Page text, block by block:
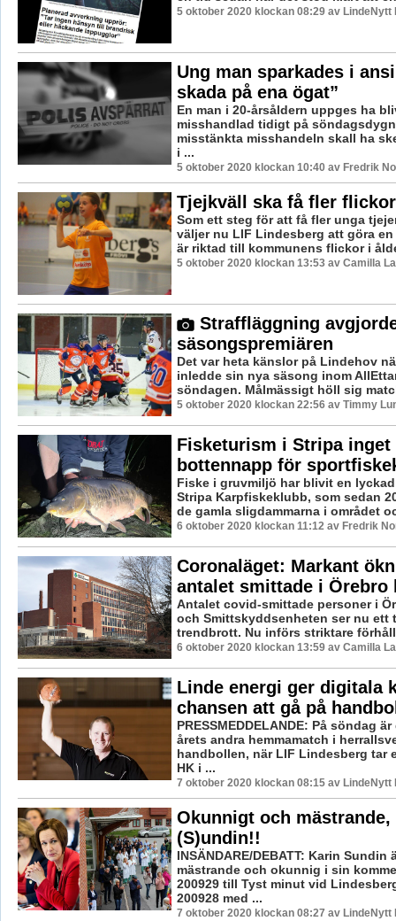
5 oktober 2020 klockan 08:29 av LindeNytt
Ung man sparkades i
skada på ena ögat”
En man i 20-årsåldern uppges ha
misshandlad tidigt på
misstänkta misshandeln skall ha
i ...
5 oktober 2020 klockan 10:40 av Fredrik
Tjejkväll ska få fler
Som ett steg för att få fler unga
väljer nu LIF Lindesberg att göra
är riktad till kommunens flickor i
5 oktober 2020 klockan 13:53 av Camilla
Straffläggning
säsongspremiären
Det var heta känslor på Lindehov
inledde sin nya säsong inom
söndagen. Målmässigt höll sig
5 oktober 2020 klockan 22:56 av Timmy
Fisketurism i Stripa inget
bottennapp för
Fiske i gruvmiljö har blivit en
Stripa Karpfiskeklubb, som sedan
de gamla sligdammarna i området
6 oktober 2020 klockan 11:12 av Fredrik
Coronaläget: Markant
antalet smittade i Örebro
Antalet covid-smittade personer i
och Smittskyddsenheten ser nu ett
trendbrott. Nu införs striktare
6 oktober 2020 klockan 13:59 av Camilla
Linde energi ger digitala
chansen att gå på
PRESSMEDDELANDE: På söndag
årets andra hemmamatch i
handbollen, när LIF Lindesberg tar
HK i ...
7 oktober 2020 klockan 08:15 av LindeNytt
Okunnigt och mästrande,
(S)undin!!
INSÄNDARE/DEBATT: Karin Sundin
mästrande och okunnig i sin
200929 till Tyst minut vid
200928 med ...
7 oktober 2020 klockan 08:27 av LindeNytt